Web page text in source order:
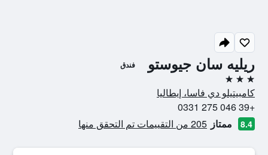
ريليه سان جيوستو فندق
3 نجوم
كامبيتيلو دي فاسا، إيطاليا
+39 046 275 0331
8.4 ممتاز 205 من التقييمات تم التحقق منها